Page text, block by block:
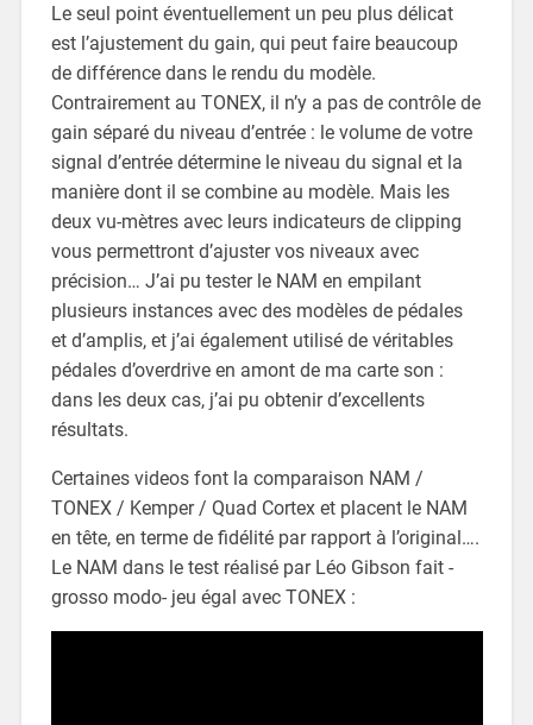
Le seul point éventuellement un peu plus délicat
est l’ajustement du gain, qui peut faire beaucoup
de différence dans le rendu du modèle.
Contrairement au TONEX, il n’y a pas de contrôle de
gain séparé du niveau d’entrée : le volume de votre
signal d’entrée détermine le niveau du signal et la
manière dont il se combine au modèle. Mais les
deux vu-mètres avec leurs indicateurs de clipping
vous permettront d’ajuster vos niveaux avec
précision… J’ai pu tester le NAM en empilant
plusieurs instances avec des modèles de pédales
et d’amplis, et j’ai également utilisé de véritables
pédales d’overdrive en amont de ma carte son :
dans les deux cas, j’ai pu obtenir d’excellents
résultats.
Certaines videos font la comparaison NAM /
TONEX / Kemper / Quad Cortex et placent le NAM
en tête, en terme de fidélité par rapport à l’original….
Le NAM dans le test réalisé par Léo Gibson fait -
grosso modo- jeu égal avec TONEX :